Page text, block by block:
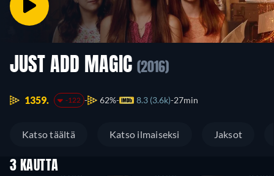
JUST ADD MAGIC (2016)
1359. -122 62% 8.3 (3.6k) 27min
Katso täältä Katso ilmaiseksi Jaksot
3 KAUTTA